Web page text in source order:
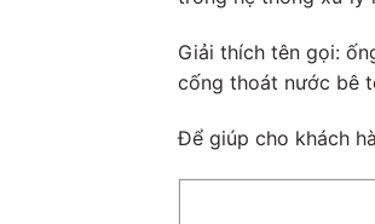
Giải thích tên gọi:
cống thoát nước bê
Để giúp cho khách